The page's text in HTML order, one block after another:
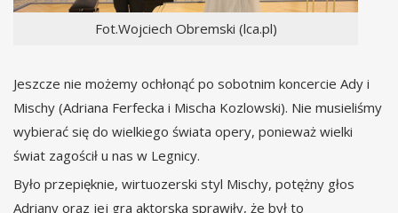
Fot.Wojciech Obremski (lca.pl)
Jeszcze nie możemy ochłonąć po sobotnim koncercie Ady i
Mischy (Adriana Ferfecka i Mischa Kozlowski). Nie musieliśmy
wybierać się do wielkiego świata opery, ponieważ wielki
świat zagościł u nas w Legnicy.
Było przepięknie, wirtuozerski styl Mischy, potężny głos
Adriany oraz jej gra aktorska sprawiły, że był to